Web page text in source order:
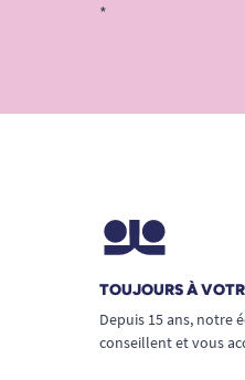
*
TOUJOURS À
Depuis 15 ans, notre
conseillent et vous